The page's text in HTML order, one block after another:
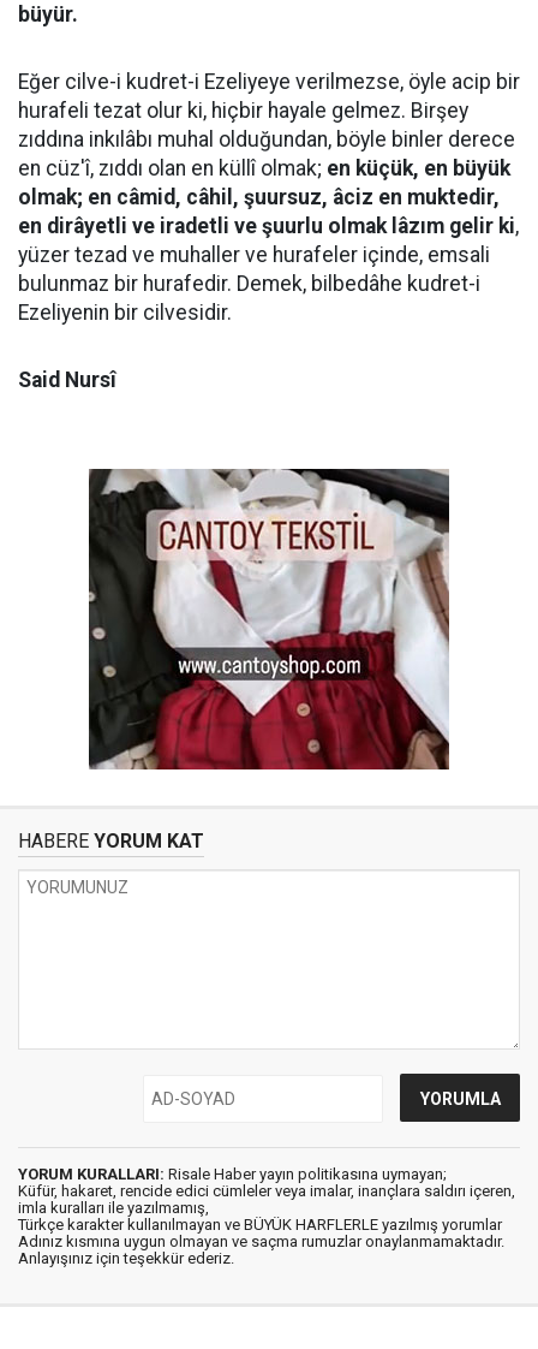
büyür.
Eğer cilve-i kudret-i Ezeliyeye verilmezse, öyle acip bir
hurafeli tezat olur ki, hiçbir hayale gelmez. Birşey
zıddına inkılâbı muhal olduğundan, böyle binler derece
en cüz'î, zıddı olan en küllî olmak; en küçük, en büyük
olmak; en câmid, câhil, şuursuz, âciz en muktedir,
en dirâyetli ve iradetli ve şuurlu olmak lâzım gelir ki,
yüzer tezad ve muhaller ve hurafeler içinde, emsali
bulunmaz bir hurafedir. Demek, bilbedâhe kudret-i
Ezeliyenin bir cilvesidir.
Said Nursî
HABERE YORUM KAT
YORUM KURALLARI: Risale Haber yayın politikasına uymayan;
Küfür, hakaret, rencide edici cümleler veya imalar, inançlara saldırı içeren,
imla kuralları ile yazılmamış,
Türkçe karakter kullanılmayan ve BÜYÜK HARFLERLE yazılmış yorumlar
Adınız kısmına uygun olmayan ve saçma rumuzlar onaylanmamaktadır.
Anlayışınız için teşekkür ederiz.